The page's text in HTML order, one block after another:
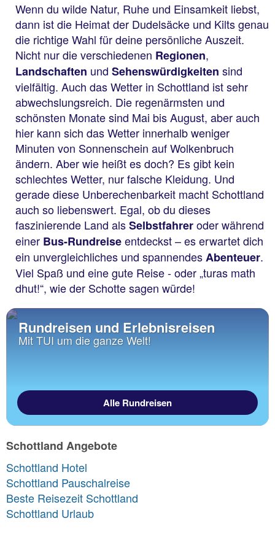
Wenn du wilde Natur, Ruhe und Einsamkeit liebst,
dann ist die Heimat der Dudelsäcke und Kilts genau
die richtige Wahl für deine persönliche Auszeit.
Nicht nur die verschiedenen Regionen,
Landschaften und Sehenswürdigkeiten sind
vielfältig. Auch das Wetter in Schottland ist sehr
abwechslungsreich. Die regenärmsten und
schönsten Monate sind Mai bis August, aber auch
hier kann sich das Wetter innerhalb weniger
Minuten von Sonnenschein auf Wolkenbruch
ändern. Aber wie heißt es doch? Es gibt kein
schlechtes Wetter, nur falsche Kleidung. Und
gerade diese Unberechenbarkeit macht Schottland
auch so liebenswert. Egal, ob du dieses
faszinierende Land alsSelbstfahreroder während
einer Bus-Rundreiseentdeckst – es erwartet dich
ein unvergleichliches und spannendesAbenteuer.
Viel Spaß und eine gute Reise - oder „turas math
dhut!“, wie der Schotte sagen würde!
Rundreisen und Erlebnisreisen
Mit TUI um die ganze Welt!
Alle Rundreisen
Schottland Angebote
Schottland Hotel
Schottland Pauschalreise
Beste Reisezeit Schottland
Schottland Urlaub